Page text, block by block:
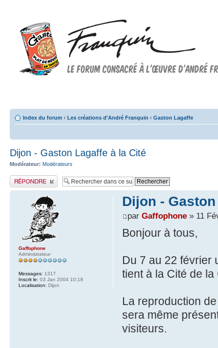
Index du forum ‹ Les créations d'André Franquin ‹ Gaston Lagaffe
Dijon - Gaston Lagaffe à la Cité
Modérateur: Modérateurs
Publier une réponse
Dijon -
par Gaffophone» 11
Bonjour à tous,
Du 7 au 22 février
tient à la Cité de
La reproduction
sera même
visiteurs.
Gaffophone
Administrateur
Messages: 1317
Inscrit le: 03 Jan 2004 10:18
Localisation: Dijon